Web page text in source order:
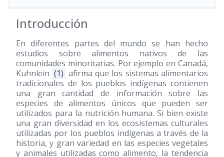
Introducción
En diferentes partes del mundo se han hecho
estudios sobre alimentos nativos de las
comunidades minoritarias. Por ejemplo en Canadá,
Kuhnlein (1) afirma que los sistemas alimentarios
tradicionales de los pueblos indígenas contienen
una gran cantidad de información sobre las
especies de alimentos únicos que pueden ser
utilizados para la nutrición humana. Si bien existe
una gran diversidad en los ecosistemas culturales
utilizadas por los pueblos indígenas a través de la
historia, y gran variedad en las especies vegetales
y animales utilizadas como alimento, la tendencia